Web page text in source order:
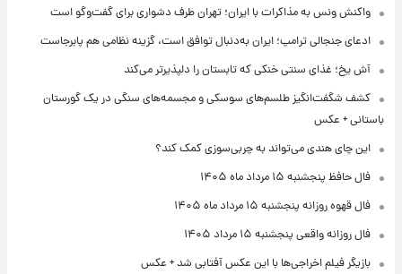
واکنش ونس به مذاکرات با ایران؛ تهران طرف دشواری برای گفت‌وگو است
ادعای جنجالی ترامپ؛ ایران به‌دنبال توافق است، گزینه نظامی هم پابرجاست
آش یخ؛ غذای سنتی خنکی که تابستان را دلپذیرتر می‌کند
کشف شگفت‌انگیز طلسم‌های سوسکی و مجسمه‌های سنگی در یک گورستان
باستانی + عکس
این چای هندی می‌تواند به چربی‌سوزی کمک کند؟
فال حافظ پنجشنبه ۱۵ مرداد ماه ۱۴۰۵
فال قهوه روزانه پنجشنبه ۱۵ مرداد ماه ۱۴۰۵
فال روزانه واقعی پنجشنبه ۱۵ مرداد ۱۴۰۵
بازیگر فیلم اخراجی‌ها با این عکس آفتابی شد + عکس